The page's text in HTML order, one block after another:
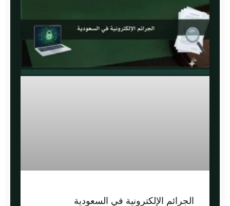
الجرائم الإلكترونية في السعودية